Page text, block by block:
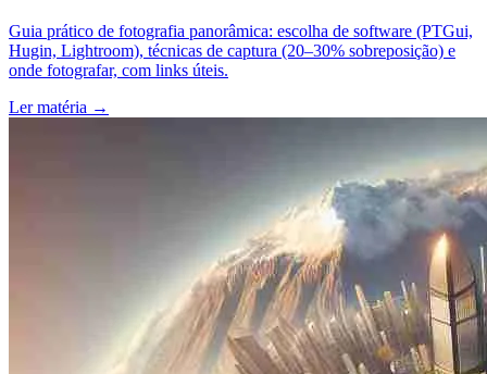
Guia prático de fotografia panorâmica: escolha de software (PTGui,
Hugin, Lightroom), técnicas de captura (20–30% sobreposição) e
onde fotografar, com links úteis.
Ler matéria →